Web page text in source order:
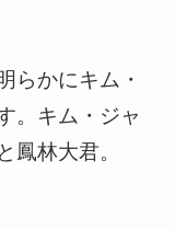
らかにキム・
。キム・ジャ
鳳林大君。